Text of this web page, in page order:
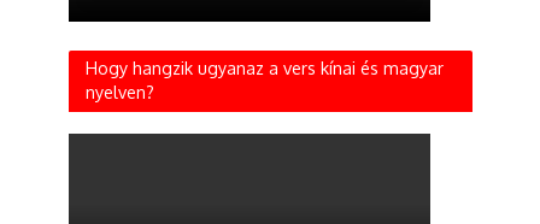
Hogy hangzik ugyanaz a vers kínai és magyar
nyelven?